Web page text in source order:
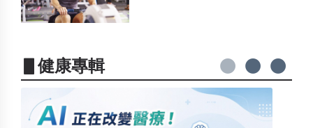
▋健康專輯